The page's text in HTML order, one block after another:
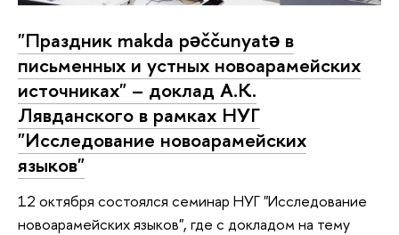
"Праздник makda pəččunyatə в
письменных и устных новоарамейских
источниках" – доклад А.К.
Лявданского в рамках НУГ
"Исследование новоарамейских
языков"
12 октября состоялся семинар НУГ "Исследование
новоарамейских языков", где с докладом на тему